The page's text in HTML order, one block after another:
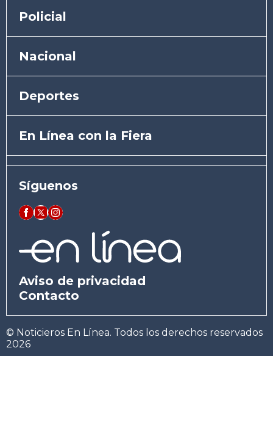
Policial
Nacional
Deportes
En Línea con la Fiera
Síguenos
Aviso de privacidad
Contacto
© Noticieros En Línea. Todos los derechos reservados
2026